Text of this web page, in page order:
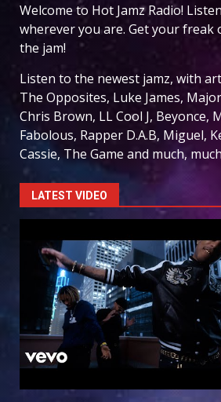
Welcome to Hot Jamz Radio!
wherever you are. Get your freak
the jam!
Listen to the newest jamz, with
The Opposites, Luke James,
Chris Brown, LL Cool J, Beyonce,
Fabolous, Rapper D.A.B, Miguel,
Cassie, The Game and much,
LATEST VIDEO